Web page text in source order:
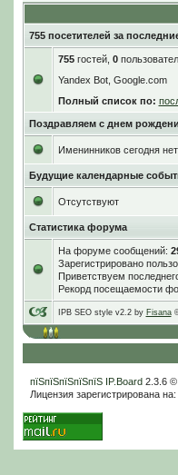
755 посетителей за
755гостей, 0
Yandex Bot, Google.com
Полный список по:
Поздравляем с днем
Именинников сегодня нет
Будущие календарные
Отсутствуют
Статистика форума
На форуме сообщений:
Зарегистрировано
Приветствуем
Рекорд посещаемости
IPB SEO style v2.2 by Fisana©
пїЅпїЅпїЅпїЅпїЅ IP.Board2.3.6 ©
Лицензия зарегистрирована